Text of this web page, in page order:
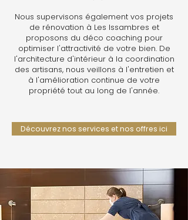
Nous supervisons également vos projets
de rénovation à Les Issambres et
proposons du déco coaching pour
optimiser l'attractivité de votre bien. De
l'architecture d'intérieur à la coordination
des artisans, nous veillons à l'entretien et
à l'amélioration continue de votre
propriété tout au long de l'année.
Découvrez nos services et nos offres ici